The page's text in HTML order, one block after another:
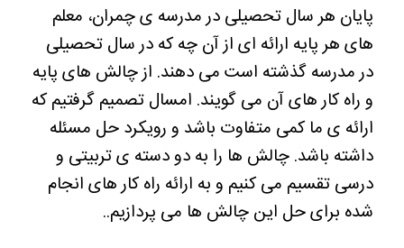
پایان هر سال تحصیلی در مدرسه ی چمران، معلم
های هر پایه ارائه ای از آن چه که در سال تحصیلی
در مدرسه گذشته است می دهند. از چالش های پایه
و راه کار های آن می گویند. امسال تصمیم گرفتیم که
ارائه ی ما کمی متفاوت باشد و رویکرد حل مسئله
داشته باشد. چالش ها را به دو دسته ی تربیتی و
درسی تقسیم می کنیم و به ارائه راه کار های انجام
شده برای حل این چالش ها می پردازیم..